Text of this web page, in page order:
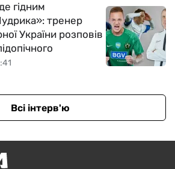
гідним
тренер
України розповів
Всі інтерв'ю